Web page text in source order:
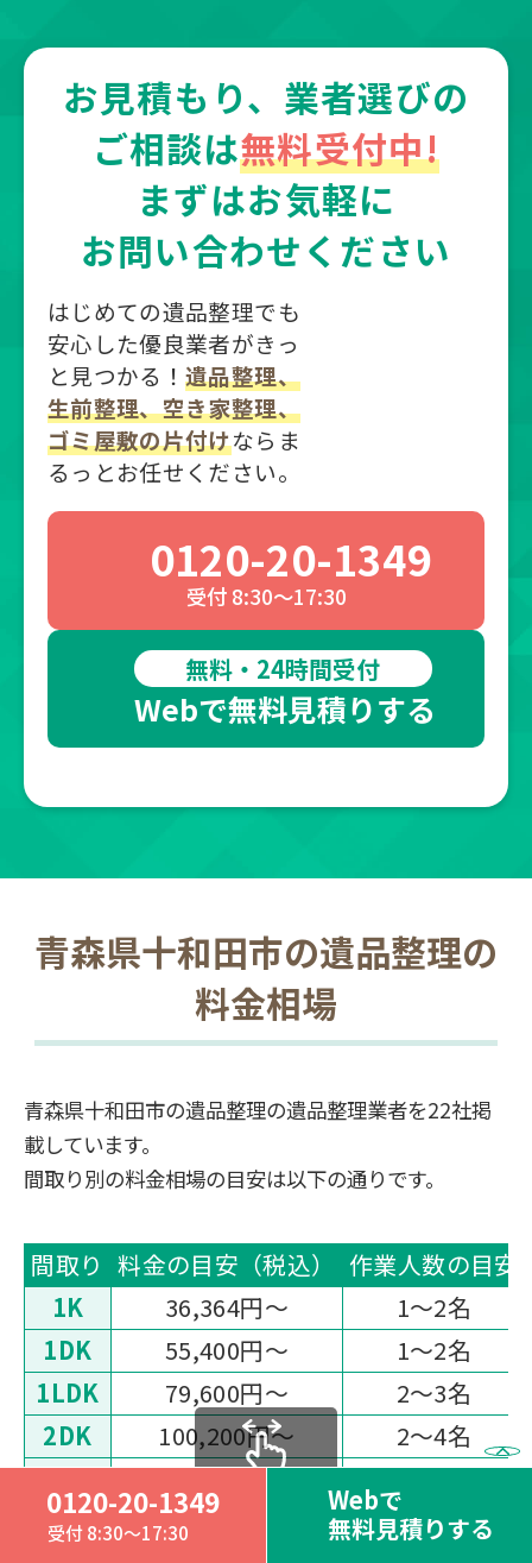
0120-20-1349
受付 8:30～17:30
Webで
無料見積りする
お見積もり、業者選びの
ご相談は無料受付中!
まずはお気軽に
お問い合わせください
はじめての遺品整理でも
安心した優良業者がきっ
と見つかる！遺品整理、
生前整理、空き家整理、
ゴミ屋敷の片付けならま
るっとお任せください。
0120-20-1349
受付 8:30～17:30
無料・24時間受付
Webで無料見積りする
青森県十和田市の遺品整理の
料金相場
青森県十和田市の遺品整理の遺品整理業者を22社掲
載しています。
間取り別の料金相場の目安は以下の通りです。
間取り 料金の目安（税込）
作業人数の目安
1K
36,364円〜
1～2名
1DK
55,400円〜
1～2名
1LDK
79,600円〜
2～3名
2DK
100,200円〜
2～4名
2LDK
126,200円〜
3～5名
3DK
151,444円〜
3～6名